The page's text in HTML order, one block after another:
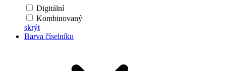
Digitální
Kombinovaný
skrýt
Barva číselníku